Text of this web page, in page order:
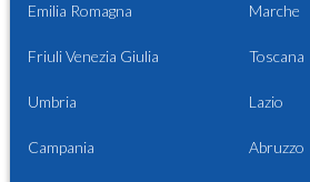
Emilia Romagna Marche
Friuli Venezia Giulia Toscana
Umbria Lazio
Campania Abruzzo